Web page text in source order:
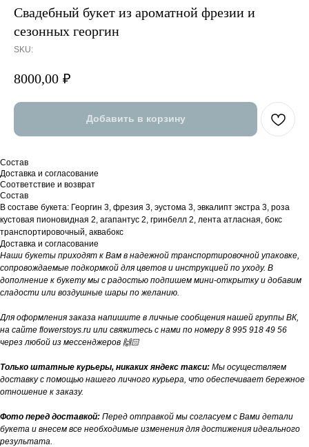
Свадебный букет из ароматной фрезии и
сезонных георгин
SKU:
8000,00 ₽
Добавить в корзину
Состав
Доставка и согласование
Соответствие и возврат
Состав
В составе букета: Георгин 3, фрезия 3, эустома 3, эвкалипт экстра 3, роза
кустовая пионовидная 2, агапантус 2, гринбелл 2, лента атласная, бокс
транспортировочный, аквабокс
Доставка и согласование
Наши букеты приходят к Вам в надежной транспортировочной упаковке,
сопровождаемые подкормкой для цветов и инструкцией по уходу. В
дополнение к букету мы с радостью подпишем мини-открытку и добавим
сладости или воздушные шары по желанию.
Для оформления заказа напишите в личные сообщения нашей группы ВК,
на сайте flowerstoys.ru или свяжитесь с нами по номеру 8 995 918 49 56
через любой из мессенджеров 🙌🏻
Только штатные курьеры, никаких яндекс такси: Мы осуществляем
доставку с помощью нашего личного курьера, что обеспечивает бережное
отношение к заказу.
Фото перед доставкой: Перед отправкой мы согласуем с Вами детали
букета и внесем все необходимые изменения для достижения идеального
результата.